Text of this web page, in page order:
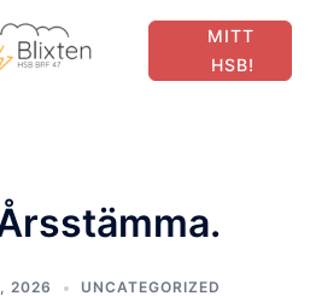
MITT
HSB!
2026 UNCATEGORIZED